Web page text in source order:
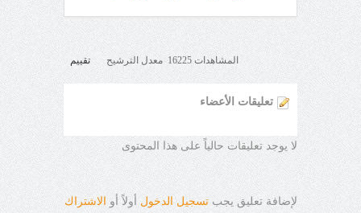
المشاهدات 16225 معدل الترشيح تقييم
تعليقات الأعضاء
لا يوجد تعليقات حالياً على هذا المحتوى
لإضافة تعليق يجب تسجيل الدخول أولاً أو
الاشتراك